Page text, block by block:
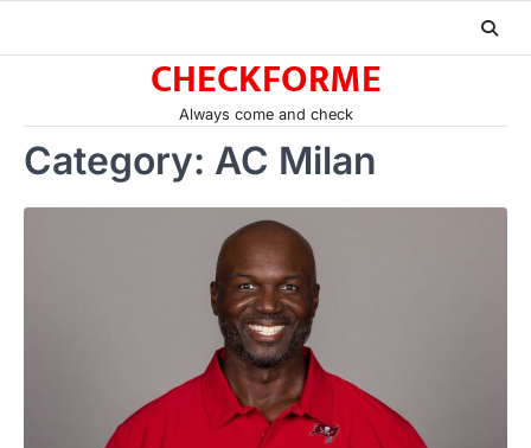
CHECKFORME
Always come and check
Category: AC Milan